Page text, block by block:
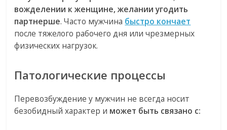
вожделении к женщине, желании угодить
партнерше. Часто мужчина быстро кончает
после тяжелого рабочего дня или чрезмерных
физических нагрузок.
Патологические процессы
Перевозбуждение у мужчин не всегда носит
безобидный характер и может быть связано с: